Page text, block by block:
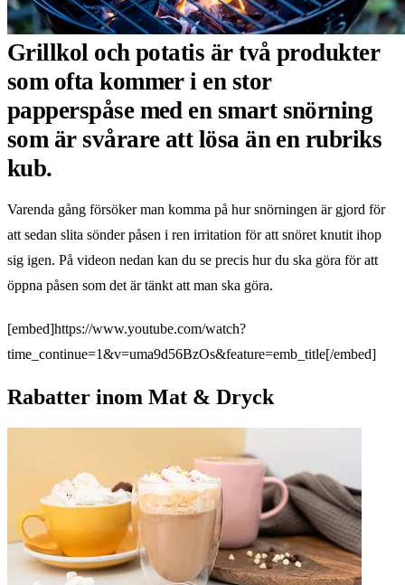
Grillkol och potatis är två produkter
som ofta kommer i en stor
papperspåse med en smart snörning
som är svårare att lösa än en rubriks
kub.
Varenda gång försöker man komma på hur snörningen är gjord för
att sedan slita sönder påsen i ren irritation för att snöret knutit ihop
sig igen. På videon nedan kan du se precis hur du ska göra för att
öppna påsen som det är tänkt att man ska göra.
[embed]https://www.youtube.com/watch?
time_continue=1&v=uma9d56BzOs&feature=emb_title[/embed]
Rabatter inom Mat & Dryck